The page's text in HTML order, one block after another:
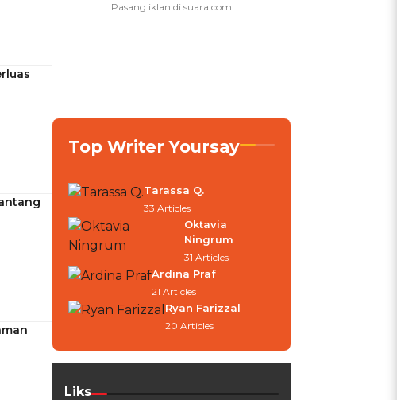
Top Writer Yoursay
Tarassa Q.
33 Articles
Oktavia
Ningrum
31 Articles
Ardina Praf
21 Articles
Ryan Farizzal
20 Articles
Liks